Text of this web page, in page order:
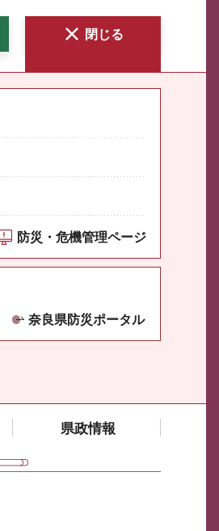
閉じる
防災・危機管理ページ
奈良県防災ポータル
県政情報